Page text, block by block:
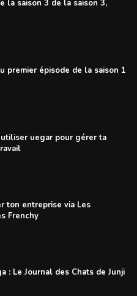
la saison 3 de la saison 3,
premier épisode de la saison 1
utiliser uegar pour gérer ta
ton entreprise via Les
Frenchy
: Le Journal des Chats de Junji